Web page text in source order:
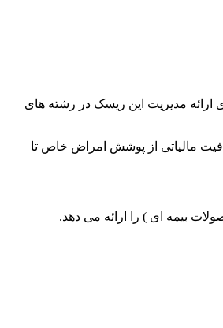
مدیریت این ریسک در رشته های
مالیاتی از پوشش امراض خاص تا
بیمه ای ) را ارائه می دهد.